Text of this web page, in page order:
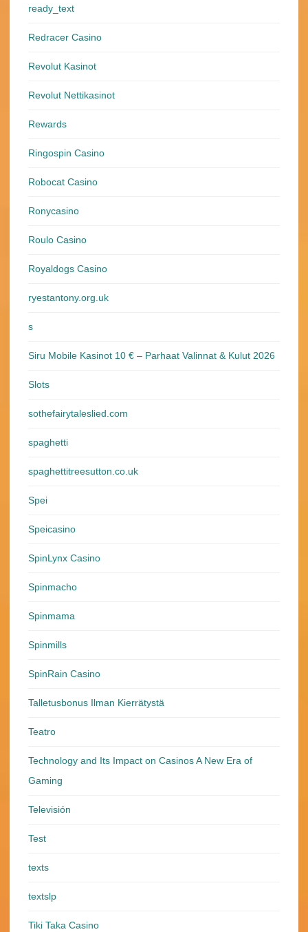
ready_text
Redracer Casino
Revolut Kasinot
Revolut Nettikasinot
Rewards
Ringospin Casino
Robocat Casino
Ronycasino
Roulo Casino
Royaldogs Casino
ryestantony.org.uk
s
Siru Mobile Kasinot 10 € – Parhaat Valinnat & Kulut 2026
Slots
sothefairytaleslied.com
spaghetti
spaghettitreesutton.co.uk
Spei
Speicasino
SpinLynx Casino
Spinmacho
Spinmama
Spinmills
SpinRain Casino
Talletusbonus Ilman Kierrätystä
Teatro
Technology and Its Impact on Casinos A New Era of
Gaming
Televisión
Test
texts
textslp
Tiki Taka Casino